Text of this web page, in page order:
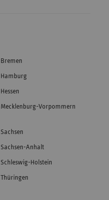
Bremen
Hamburg
Hessen
Mecklenburg-Vorpommern
Sachsen
Sachsen-Anhalt
Schleswig-Holstein
Thüringen